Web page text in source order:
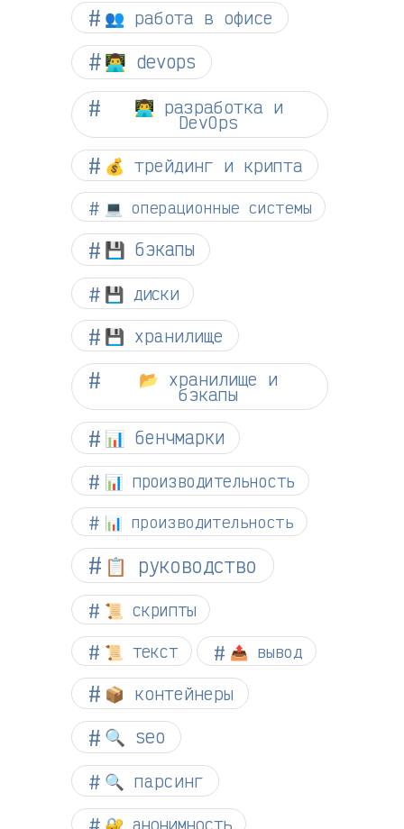
👥 работа в офисе
👨‍💻 devops
👨‍💻 разработка и
DevOps
💰 трейдинг и крипта
💻 операционные системы
💾 бэкапы
💾 диски
💾 хранилище
📂 хранилище и
бэкапы
📊 бенчмарки
📊 производительность
📊 производительность
📋 руководство
📜 скрипты
📜 текст 📤 вывод
📦 контейнеры
🔍 seo
🔍 парсинг
🔐 анонимность